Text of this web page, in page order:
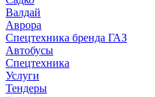
Валдай
Аврора
Спецтехника бренда ГАЗ
Автобусы
Спецтехника
Услуги
Тендеры